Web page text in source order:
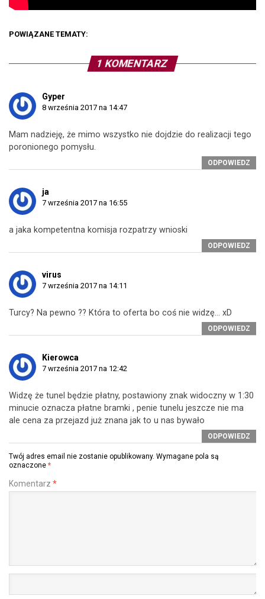
POWIĄZANE TEMATY:
1 KOMENTARZ
Gyper
8 września 2017 na 14:47
Mam nadzieję, że mimo wszystko nie dojdzie do realizacji tego
poronionego pomysłu.
ODPOWIEDZ
ja
7 września 2017 na 16:55
a jaka kompetentna komisja rozpatrzy wnioski
ODPOWIEDZ
virus
7 września 2017 na 14:11
Turcy? Na pewno ?? Która to oferta bo coś nie widzę… xD
ODPOWIEDZ
Kierowca
7 września 2017 na 12:42
Widzę że tunel będzie płatny, postawiony znak widoczny w 1:30
minucie oznacza płatne bramki , penie tunelu jeszcze nie ma
ale cena za przejazd już znana jak to u nas bywało
ODPOWIEDZ
Twój adres email nie zostanie opublikowany. Wymagane pola są
oznaczone *
Komentarz *